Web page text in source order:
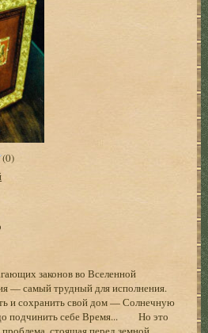
(0)
законов во Вселенной
— самый трудный для исполнения.
и сохранить свой дом — Солнечную
подчинить себе Время... Но это